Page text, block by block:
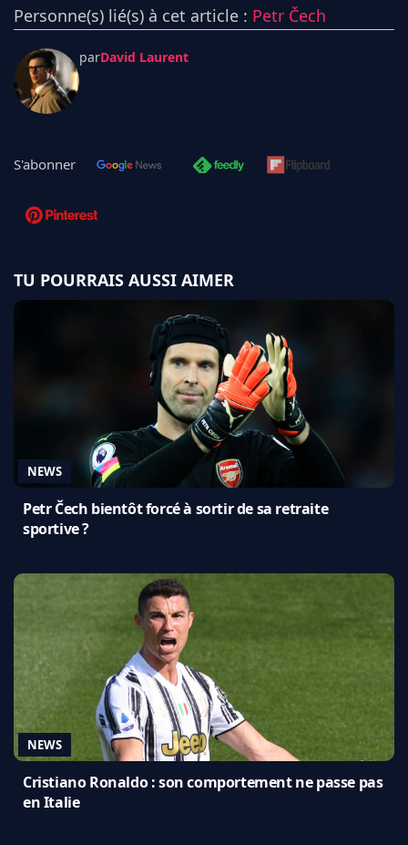
Personne(s) lié(s) à cet article : Petr Čech
parDavid Laurent
S'abonner
TU POURRAIS AUSSI AIMER
NEWS
Petr Čech bientôt forcé à sortir de sa retraite
sportive ?
NEWS
Cristiano Ronaldo : son comportement ne passe pas
en Italie